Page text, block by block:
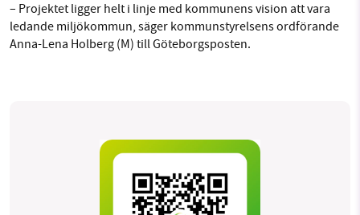
– Projektet ligger helt i linje med kommunens vision att vara
ledande miljökommun, säger kommunstyrelsens ordförande
Anna-Lena Holberg (M) till Göteborgsposten.